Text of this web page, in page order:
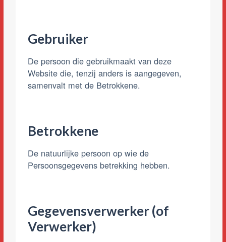
Gebruiker
De persoon die gebruikmaakt van deze
Website die, tenzij anders is aangegeven,
samenvalt met de Betrokkene.
Betrokkene
De natuurlijke persoon op wie de
Persoonsgegevens betrekking hebben.
Gegevensverwerker (of
Verwerker)